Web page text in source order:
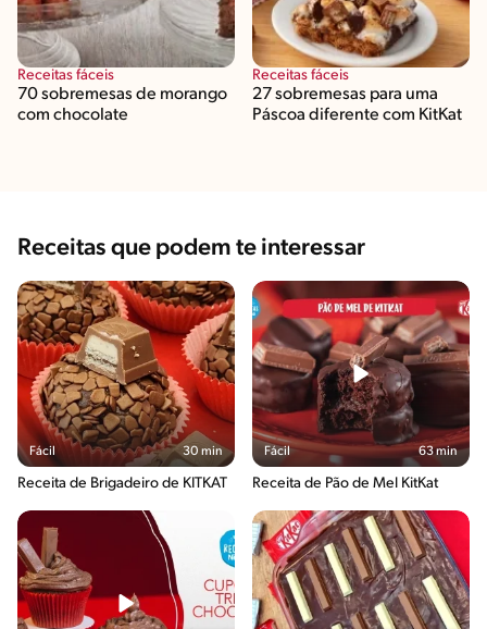
Receitas fáceis
70 sobremesas de morango
com chocolate
Receitas fáceis
27 sobremesas para uma
Páscoa diferente com KitKat
Receitas que podem te interessar
Fácil 30 min
Receita de Brigadeiro de KITKAT
Fácil 63 min
Receita de Pão de Mel KitKat